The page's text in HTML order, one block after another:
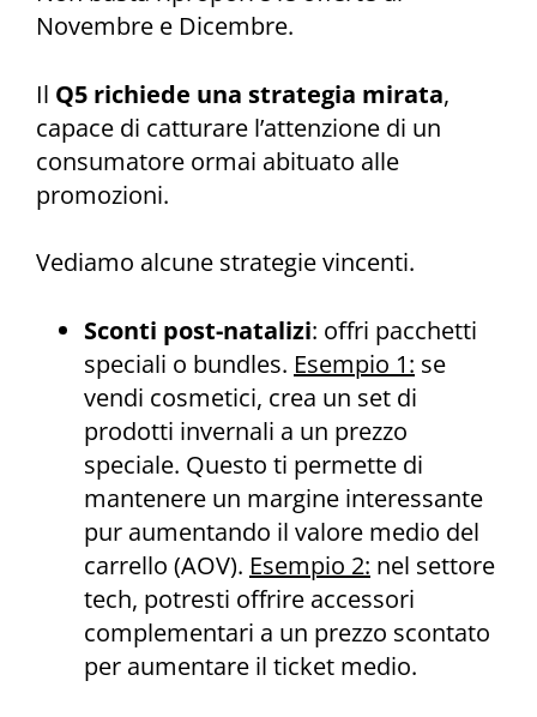
Novembre e Dicembre.
Il Q5 richiede una strategia mirata,
capace di catturare l’attenzione di un
consumatore ormai abituato alle
promozioni.
Vediamo alcune strategie vincenti.
Sconti post-natalizi: offri pacchetti
speciali o bundles. Esempio 1: se
vendi cosmetici, crea un set di
prodotti invernali a un prezzo
speciale. Questo ti permette di
mantenere un margine interessante
pur aumentando il valore medio del
carrello (AOV). Esempio 2: nel settore
tech, potresti offrire accessori
complementari a un prezzo scontato
per aumentare il ticket medio.